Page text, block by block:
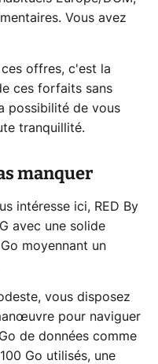
Vous avez
offres, c'est la
ces forfaits sans
possibilité de vous
tranquillité.
manquer
intéresse ici, RED By
avec une solide
moyennant un
vous disposez
pour naviguer
de données comme
Go utilisés, une